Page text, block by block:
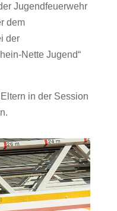
Jugendfeuerwehr
dem
der
Nette Jugend“
in der Session